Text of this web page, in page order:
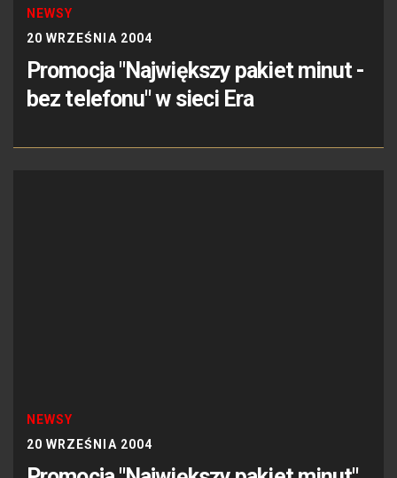
NEWSY
20 WRZEŚNIA 2004
Promocja "Największy pakiet minut -
bez telefonu" w sieci Era
NEWSY
20 WRZEŚNIA 2004